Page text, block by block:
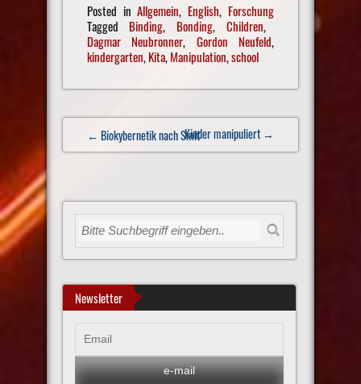
Posted inAllgemein, English, Forschung
Tagged Binding, Bonding, Children,
Dagmar Neubronner, Gordon Neufeld,
kindergarten,Kita,Manipulation,school
Post
navigation
← Biokybernetik nach SmitKinder manipuliert →
Newsletter